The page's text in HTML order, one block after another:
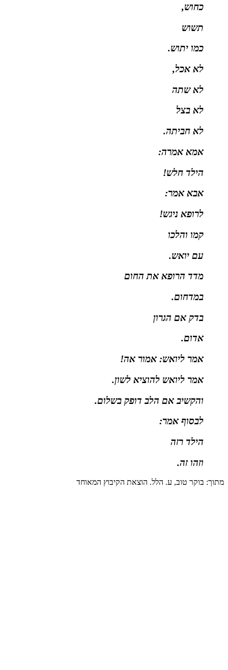
כחוש,
תשוש
כמו יתוש.
לא אכל,
לא שתה
לא בצל
לא חביתה.
אמא אמרה:
הילד חלש!
אבא אמר:
לרופא ניגש!
קמו והלכו
עם יואש.
מדד הרופא את החום
במדחום.
בדק אם הגרון
אדום.
אמר ליואש: אמור אה!
אמר ליואש להוציא לשון.
והקשיב אם הלב דופק בשלום.
לבסוף אמר:
הילד רזה
וזהו זה.
מתוך: בוקר טוב, ע. הלל. הוצאת הקיבוץ המאוחד